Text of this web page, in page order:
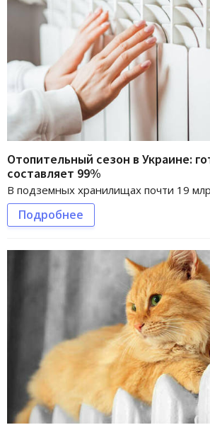
Отопительный сезон в Украине:
составляет 99%
В подземных хранилищах почти 19
Подробнее